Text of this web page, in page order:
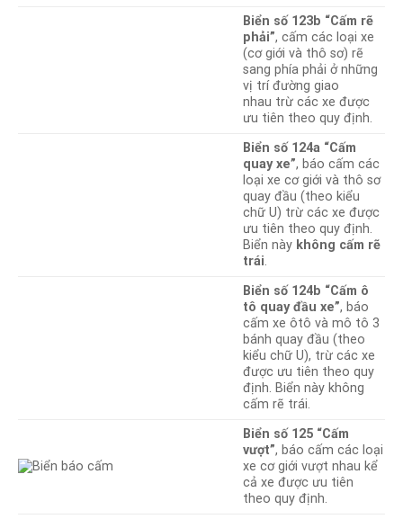
Biển số 123b “Cấm rẽ
phải”, cấm các loại xe
(cơ giới và thô sơ) rẽ
sang phía phải ở những
vị trí đường giao
nhau trừ các xe được
ưu tiên theo quy định.
Biển số 124a “Cấm
quay xe”, báo cấm các
loại xe cơ giới và thô sơ
quay đầu (theo kiểu
chữ U) trừ các xe được
ưu tiên theo quy định.
Biển này không cấm rẽ
trái.
Biển số 124b “Cấm ô
tô quay đầu xe”, báo
cấm xe ôtô và mô tô 3
bánh quay đầu (theo
kiểu chữ U), trừ các xe
được ưu tiên theo quy
định. Biển này không
cấm rẽ trái.
Biển số 125 “Cấm
vượt”, báo cấm các loại
xe cơ giới vượt nhau kể
cả xe được ưu tiên
theo quy định.